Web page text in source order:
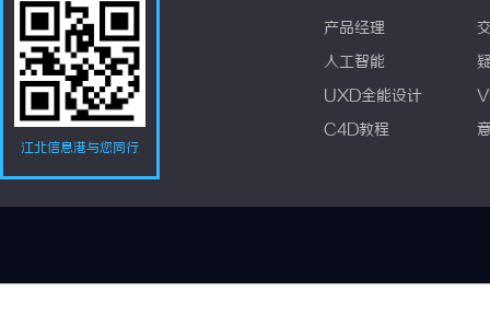
江北信息港与您同行
产品经理
人工智能
UXD全能设计
C4D教程